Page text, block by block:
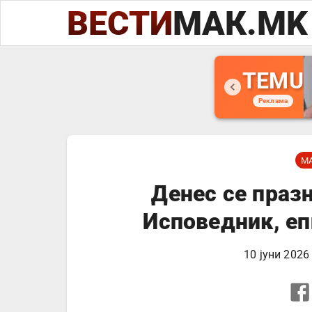
ВЕСТИМАК.MK
TEMU
Реклама
Денес се
Исповедник,
10 јуни 2026